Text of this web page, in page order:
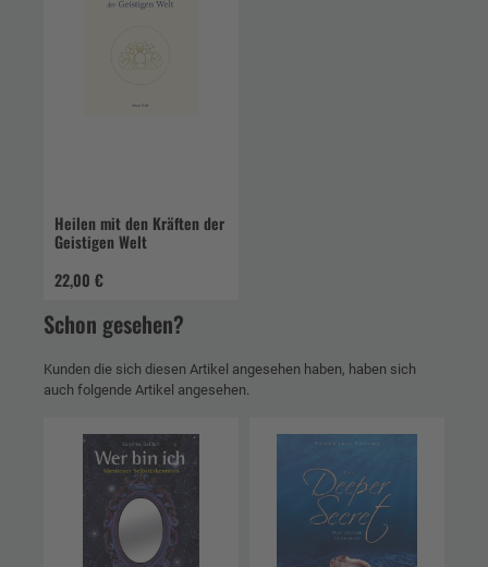
Heilen mit den Kräften der
Geistigen Welt
22,00 €
Schon gesehen?
Kunden die sich diesen Artikel angesehen haben, haben sich
auch folgende Artikel angesehen.